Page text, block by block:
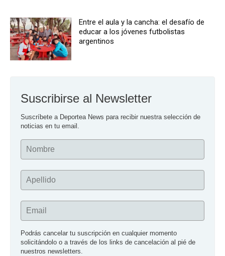
Entre el aula y la cancha: el desafío de
educar a los jóvenes futbolistas
argentinos
Suscribirse al Newsletter
Suscríbete a Deportea News para recibir nuestra selección de
noticias en tu email.
Nombre
Apellido
Email
Podrás cancelar tu suscripción en cualquier momento
solicitándolo o a través de los links de cancelación al pié de
nuestros newsletters.